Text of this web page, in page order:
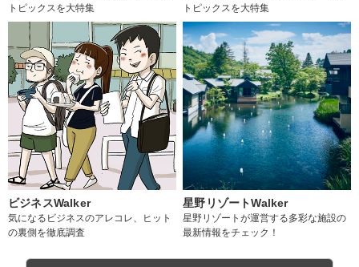
トピックスを大特集
トピックスを大特集
ビジネスWalker
気になるビジネスのアレコレ、ヒット
の裏側を徹底調査
星野リゾートWalker
星野リゾートが運営する多彩な施設の
最新情報をチェック！